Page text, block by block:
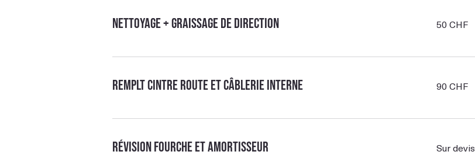
Nettoyage + graissage de direction
francs
50 CHF
Remplt cintre route et câblerie interne
francs
90 CHF
Révision fourche et amortisseur
devis
Sur devis